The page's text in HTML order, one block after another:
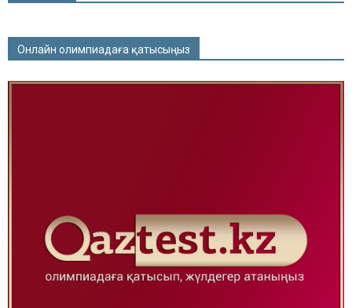
Онлайн олимпиадаға қатысыңыз